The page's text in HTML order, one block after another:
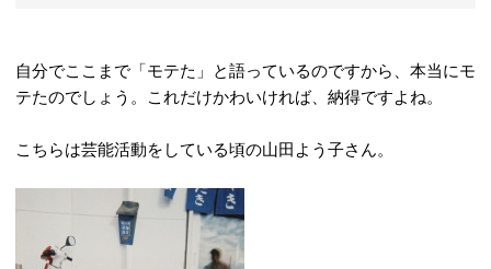
自分でここまで「モテた」と語っているのですから、本当にモ
テたのでしょう。これだけかわいければ、納得ですよね。
こちらは芸能活動をしている頃の山田よう子さん。